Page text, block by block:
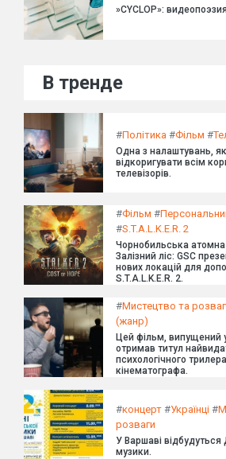
»CYCLOP»:
В тренде
#Політика #Фільм #
Одна з налаштувань,
відкоригувати всім
телевізорів.
#Фільм #
#S.T.A.L.K.E.R. 2
Чорнобильська атомна
Залізний ліс: GSC
нових локацій для
S.T.A.L.K.E.R. 2.
#Мистецтво та
(жанр)
Цей фільм, випущений
отримав титул
психологічного трилера
кінематографа.
#концерт #Українці #
розваги
У Варшаві відбудуться
музики.